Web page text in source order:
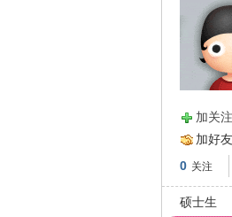
加关注
加好友
0 关注
硕士生